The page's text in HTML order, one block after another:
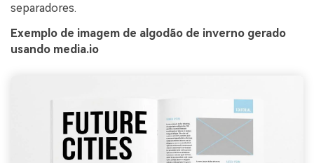
separadores.
Exemplo de imagem de algodão de inverno gerado
usando media.io